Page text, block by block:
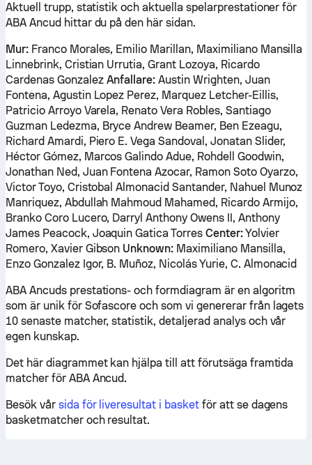
Aktuell trupp, statistik och aktuella spelarprestationer för
ABA Ancud hittar du på den här sidan.
Mur:Franco Morales, Emilio Marillan, Maximiliano Mansilla
Linnebrink, Cristian Urrutia, Grant Lozoya, Ricardo
Cardenas Gonzalez Anfallare: Austin Wrighten, Juan
Fontena, Agustin Lopez Perez, Marquez Letcher-Eillis,
Patricio Arroyo Varela, Renato Vera Robles, Santiago
Guzman Ledezma, Bryce Andrew Beamer, Ben Ezeagu,
Richard Amardi, Piero E. Vega Sandoval, Jonatan Slider,
Héctor Gómez, Marcos Galindo Adue, Rohdell Goodwin,
Jonathan Ned, Juan Fontena Azocar, Ramon Soto Oyarzo,
Victor Toyo, Cristobal Almonacid Santander, Nahuel Munoz
Manriquez, Abdullah Mahmoud Mahamed, Ricardo Armijo,
Branko Coro Lucero, Darryl Anthony Owens II, Anthony
James Peacock, Joaquin Gatica Torres Center:Yolvier
Romero, Xavier Gibson Unknown: Maximiliano Mansilla,
Enzo Gonzalez Igor, B. Muñoz, Nicolás Yurie, C. Almonacid
ABA Ancuds prestations- och formdiagram är en algoritm
som är unik för Sofascore och som vi genererar från lagets
10 senaste matcher, statistik, detaljerad analys och vår
egen kunskap.
Det här diagrammet kan hjälpa till att förutsäga framtida
matcher för ABA Ancud.
Besök vår sida för liveresultat i basketför att se dagens
basketmatcher och resultat.